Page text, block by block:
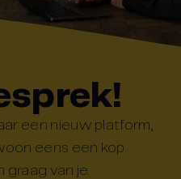
een nieuw platform,
eens een kop
graag van je.